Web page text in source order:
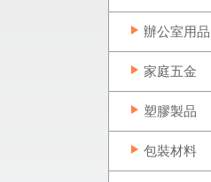
辦公室用品
家庭五金
塑膠製品
包裝材料